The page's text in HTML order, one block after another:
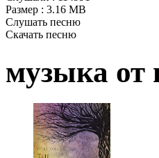
Размер : 3.16 MB
Слушать песню
Скачать песню
музыка от